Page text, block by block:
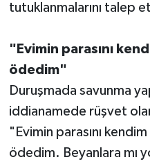
tutuklanmalarını talep
"Evimin parasını
ödedim"
Duruşmada savunma
iddianamede rüşvet
"Evimin parasını
ödedim. Beyanlara mı